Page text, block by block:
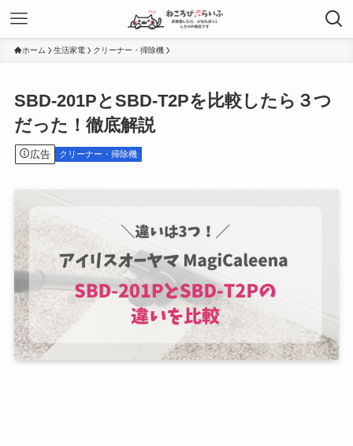
ホーム 生活家電 クリーナー・掃除機
SBD-201PとSBD-T2Pを比較したら３つ
だった！徹底解説
広告 クリーナー・掃除機